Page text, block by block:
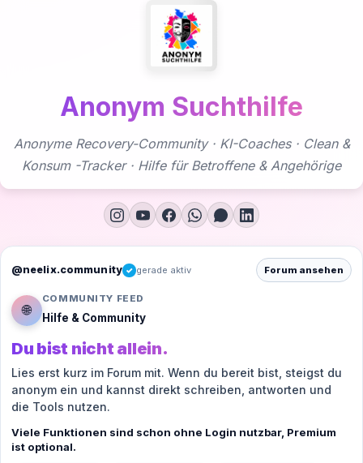
Anonym Suchthilfe
Anonyme Recovery-Community · KI-Coaches · Clean &
Konsum -Tracker · Hilfe für Betroffene & Angehörige
@neelix.community ✓ gerade aktiv Forum ansehen
🌐
COMMUNITY FEED
Hilfe & Community
Du bist nicht allein.
Lies erst kurz im Forum mit. Wenn du bereit bist, steigst du
anonym ein und kannst direkt schreiben, antworten und
die Tools nutzen.
Viele Funktionen sind schon ohne Login nutzbar, Premium
ist optional.